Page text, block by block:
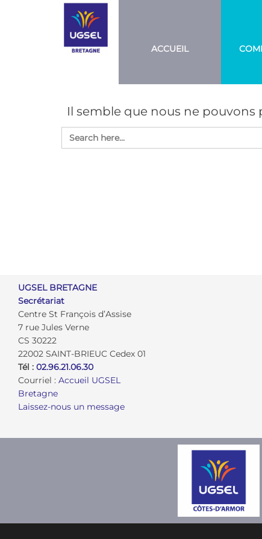
ACCUEIL
Il semble que nous ne pouvons
UGSEL BRETAGNE
Secrétariat
Centre St François d’Assise
7 rue Jules Verne
CS 30222
22002 SAINT-BRIEUC Cedex 01
Tél : 02.96.21.06.30
Courriel : Accueil UGSEL
Bretagne
Laissez-nous un message